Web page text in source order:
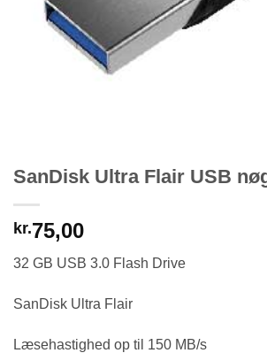
SanDisk Ultra Flair USB
kr.75,00
32 GB USB 3.0 Flash Drive
SanDisk Ultra Flair
Læsehastighed op til 150 MB/s